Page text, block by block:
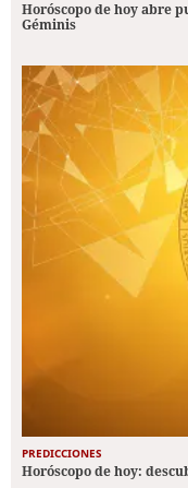
Horóscopo de hoy abre
Géminis
PREDICCIONES
Horóscopo de hoy: